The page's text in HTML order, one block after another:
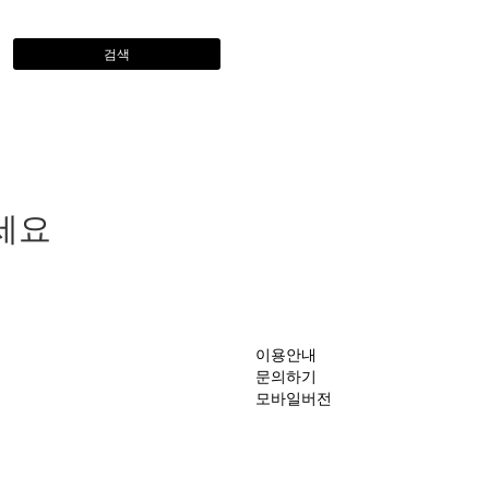
검색
요
이용안내
문의하기
모바일버전